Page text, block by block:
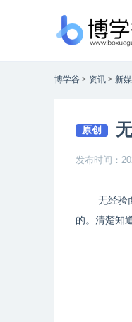
博学谷 > 资讯 > 新
原创
发布时间：
无经验
的。清楚知